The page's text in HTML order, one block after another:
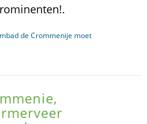
de Crommenije moet